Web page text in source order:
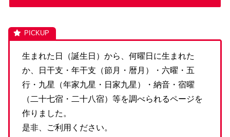
生まれた日（誕生日）から、何曜日に生まれた
か、日干支・年干支（節月・暦月）・六曜・五
行・九星（年家九星・日家九星）・納音・宿曜
（二十七宿・二十八宿）等を調べられるページを
作りました。
是非、ご利用ください。